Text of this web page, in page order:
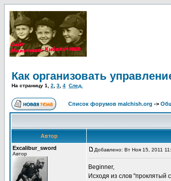
Как организовать
На страницу 1 2 3 4 След.
Список форумов malchish.org ->
Автор
Excalibur_sword
Автор
Добавлено: Вт Ноя 15, 2011
Beginner,
Исходя из слов "проклятый